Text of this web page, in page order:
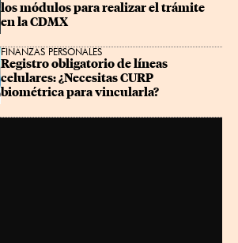
los módulos para realizar el trámite
en la CDMX
FINANZAS PERSONALES
Registro obligatorio de líneas
celulares: ¿Necesitas CURP
biométrica para vincularla?